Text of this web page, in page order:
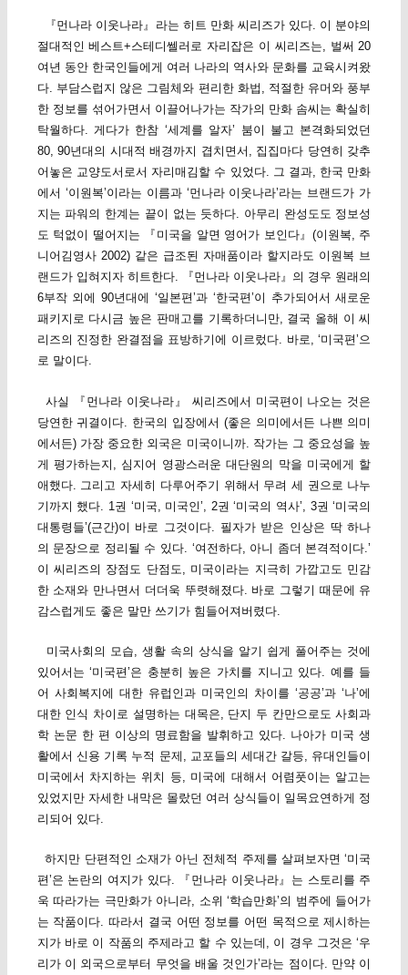
『먼나라 이웃나라』라는 히트 만화 씨리즈가 있다. 이 분야의
절대적인 베스트+스테디쎌러로 자리잡은 이 씨리즈는, 벌써 20
여년 동안 한국인들에게 여러 나라의 역사와 문화를 교육시켜왔
다. 부담스럽지 않은 그림체와 편리한 화법, 적절한 유머와 풍부
한 정보를 섞어가면서 이끌어나가는 작가의 만화 솜씨는 확실히
탁월하다. 게다가 한참 ‘세계를 알자’ 붐이 불고 본격화되었던
80, 90년대의 시대적 배경까지 겹치면서, 집집마다 당연히 갖추
어놓은 교양도서로서 자리매김할 수 있었다. 그 결과, 한국 만화
에서 ‘이원복’이라는 이름과 ‘먼나라 이웃나라’라는 브랜드가 가
지는 파워의 한계는 끝이 없는 듯하다. 아무리 완성도도 정보성
도 턱없이 떨어지는 『미국을 알면 영어가 보인다』(이원복, 주
니어김영사 2002) 같은 급조된 자매품이라 할지라도 이원복 브
랜드가 입혀지자 히트한다. 『먼나라 이웃나라』의 경우 원래의
6부작 외에 90년대에 ‘일본편’과 ‘한국편’이 추가되어서 새로운
패키지로 다시금 높은 판매고를 기록하더니만, 결국 올해 이 씨
리즈의 진정한 완결점을 표방하기에 이르렀다. 바로, ‘미국편’으
로 말이다.
사실 『먼나라 이웃나라』 씨리즈에서 미국편이 나오는 것은
당연한 귀결이다. 한국의 입장에서 (좋은 의미에서든 나쁜 의미
에서든) 가장 중요한 외국은 미국이니까. 작가는 그 중요성을 높
게 평가하는지, 심지어 영광스러운 대단원의 막을 미국에게 할
애했다. 그리고 자세히 다루어주기 위해서 무려 세 권으로 나누
기까지 했다. 1권 ‘미국, 미국인’, 2권 ‘미국의 역사’, 3권 ‘미국의
대통령들’(근간)이 바로 그것이다. 필자가 받은 인상은 딱 하나
의 문장으로 정리될 수 있다. ‘여전하다, 아니 좀더 본격적이다.’
이 씨리즈의 장점도 단점도, 미국이라는 지극히 가깝고도 민감
한 소재와 만나면서 더더욱 뚜렷해졌다. 바로 그렇기 때문에 유
감스럽게도 좋은 말만 쓰기가 힘들어져버렸다.
미국사회의 모습, 생활 속의 상식을 알기 쉽게 풀어주는 것에
있어서는 ‘미국편’은 충분히 높은 가치를 지니고 있다. 예를 들
어 사회복지에 대한 유럽인과 미국인의 차이를 ‘공공’과 ‘나’에
대한 인식 차이로 설명하는 대목은, 단지 두 칸만으로도 사회과
학 논문 한 편 이상의 명료함을 발휘하고 있다. 나아가 미국 생
활에서 신용 기록 누적 문제, 교포들의 세대간 갈등, 유대인들이
미국에서 차지하는 위치 등, 미국에 대해서 어렴풋이는 알고는
있었지만 자세한 내막은 몰랐던 여러 상식들이 일목요연하게 정
리되어 있다.
하지만 단편적인 소재가 아닌 전체적 주제를 살펴보자면 ‘미국
편’은 논란의 여지가 있다. 『먼나라 이웃나라』는 스토리를 주
욱 따라가는 극만화가 아니라, 소위 ‘학습만화’의 범주에 들어가
는 작품이다. 따라서 결국 어떤 정보를 어떤 목적으로 제시하는
지가 바로 이 작품의 주제라고 할 수 있는데, 이 경우 그것은 ‘우
리가 이 외국으로부터 무엇을 배울 것인가’라는 점이다. 만약 이